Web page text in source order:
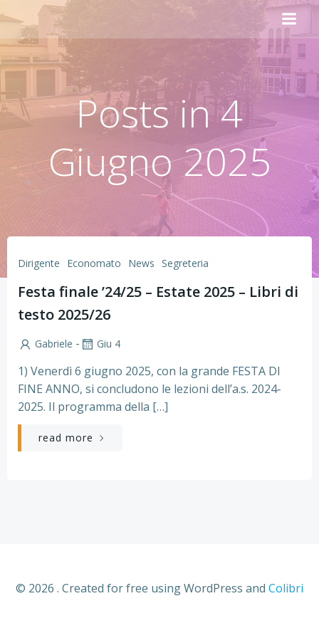
Vai
contenuto
Posts in 4
Giugno 2025
Dirigente Economato News Segreteria
Festa finale ’24/25 – Estate 2025 – Libri di
testo 2025/26
Gabriele - Giu 4
1) Venerdì 6 giugno 2025, con la grande FESTA DI
FINE ANNO, si concludono le lezioni dell’a.s. 2024-
2025. Il programma della […]
read more
© 2026 . Created for free using WordPress and Colibri